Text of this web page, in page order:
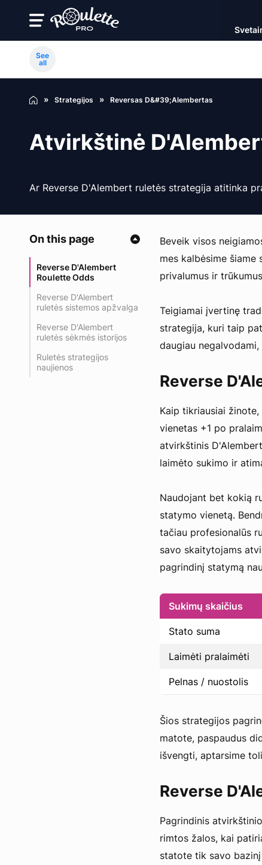
See
all
Strategijos Reversas D&#39;Alembertas
Atvirkštinė
Ar Reverse D'Alembert ruletės strategija atitinka
On this page
Reverse D'Alembert
Roulette Odds
Reverse D'Alembert
ruletės sistemos apžvalga
Reverse D'Alembert
ruletės sėkmės istorijos
Ruletės strategijos
naujienos
Beveik visos
mes kalbėsime
privalumus ir
Teigiamai įvertinę
strategija, kuri taip
daugiau
Reverse
Kaip tikriausiai žinote,
vienetas +1 po
atvirkštinis
laimėto sukimo ir
Naudojant bet kokią
statymo vienetą.
tačiau profesionalūs
savo skaitytojams
pagrindinį statymą
Sukimų skaičius
Stato suma
Laimėti pralaimėti
Pelnas / nuostolis
Šios strategijos
matote, paspaudus
išvengti, aptarsime
Reverse
Pagrindinis
rimtos žalos, kai
statote tik savo